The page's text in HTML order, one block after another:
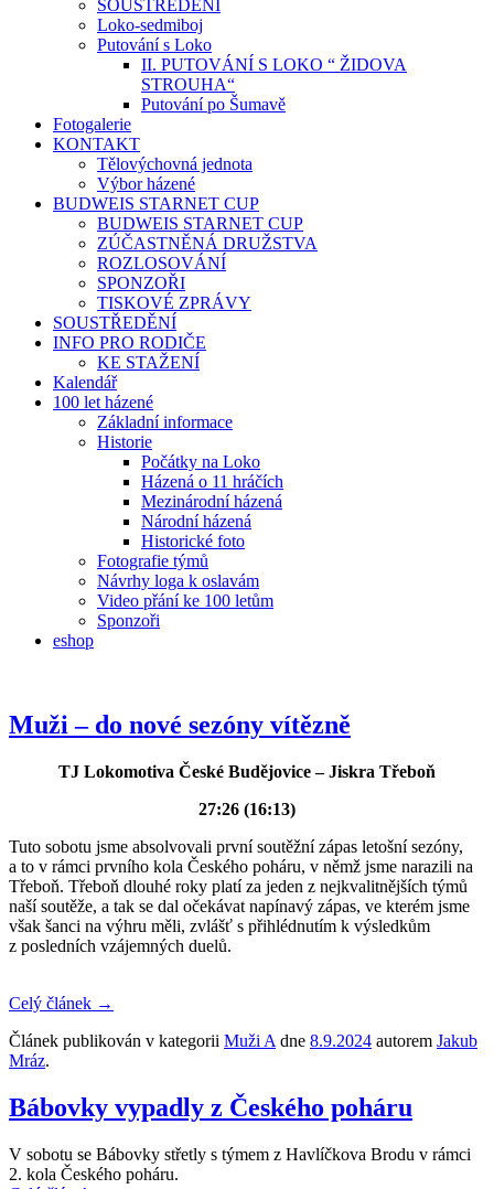
SOUSTŘEDĚNÍ
Loko-sedmiboj
Putování s Loko
II. PUTOVÁNÍ S LOKO “ ŽIDOVA
STROUHA“
Putování po Šumavě
Fotogalerie
KONTAKT
Tělovýchovná jednota
Výbor házené
BUDWEIS STARNET CUP
BUDWEIS STARNET CUP
ZÚČASTNĚNÁ DRUŽSTVA
ROZLOSOVÁNÍ
SPONZOŘI
TISKOVÉ ZPRÁVY
SOUSTŘEDĚNÍ
INFO PRO RODIČE
KE STAŽENÍ
Kalendář
100 let házené
Základní informace
Historie
Počátky na Loko
Házená o 11 hráčích
Mezinárodní házená
Národní házená
Historické foto
Fotografie týmů
Návrhy loga k oslavám
Video přání ke 100 letům
Sponzoři
eshop
Muži – do nové sezóny vítězně
TJ Lokomotiva České Budějovice – Jiskra Třeboň
27:26 (16:13)
Tuto sobotu jsme absolvovali první soutěžní zápas letošní sezóny,
a to v rámci prvního kola Českého poháru, v němž jsme narazili na
Třeboň. Třeboň dlouhé roky platí za jeden z nejkvalitnějších týmů
naší soutěže, a tak se dal očekávat napínavý zápas, ve kterém jsme
však šanci na výhru měli, zvlášť s přihlédnutím k výsledkům
z posledních vzájemných duelů.
Celý článek →
Článek publikován v kategorii Muži A dne 8.9.2024 autorem Jakub
Mráz.
Bábovky vypadly z Českého poháru
V sobotu se Bábovky střetly s týmem z Havlíčkova Brodu v rámci
2. kola Českého poháru.